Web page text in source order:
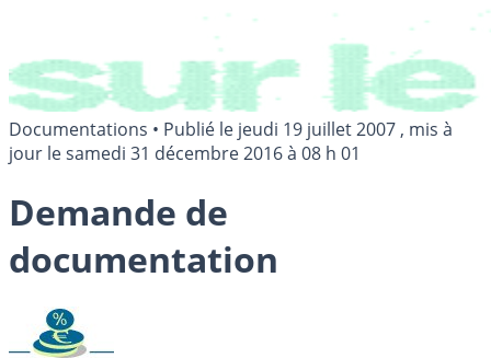
Documentations • Publié le jeudi 19 juillet 2007 , mis à
jour lesamedi 31 décembre 2016 à 08 h 01
Demande de
documentation